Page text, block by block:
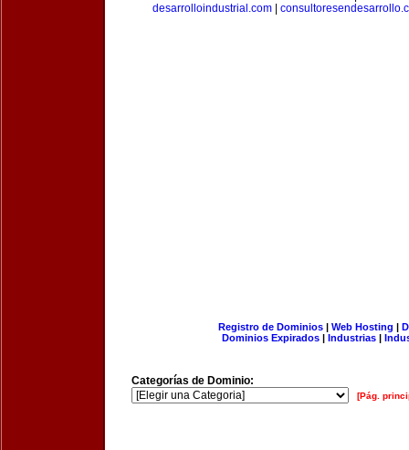
desarrolloindustrial.com|
Registro de Dominios| Web Hosting |
Dominios Expirados | Industrias |
Categorías de Dominio:
[Pág.